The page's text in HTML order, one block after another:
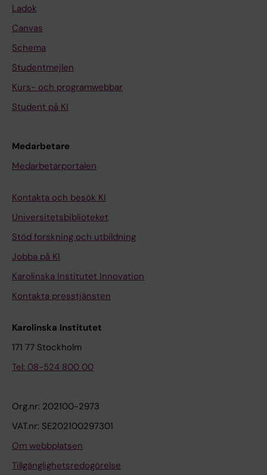
Ladok
Canvas
Schema
Studentmejlen
Kurs- och programwebbar
Student på KI
Medarbetare
Medarbetarportalen
Kontakta och besök KI
Universitetsbiblioteket
Stöd forskning och utbildning
Jobba på KI
Karolinska Institutet Innovation
Kontakta presstjänsten
Karolinska Institutet
171 77 Stockholm
Tel: 08-524 800 00
Org.nr: 202100-2973
VAT.nr: SE202100297301
Om webbplatsen
Tillgänglighetsredogörelse